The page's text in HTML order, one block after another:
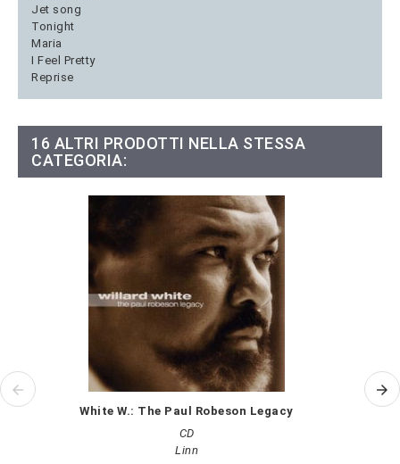
Jet song
Tonight
Maria
I Feel Pretty
Reprise
16 ALTRI PRODOTTI NELLA STESSA
CATEGORIA:
White W.: The Paul Robeson Legacy
CD
Linn